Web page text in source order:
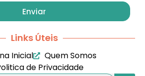
Enviar
Links Úteis
Inicial
Quem Somos
de Privacidade